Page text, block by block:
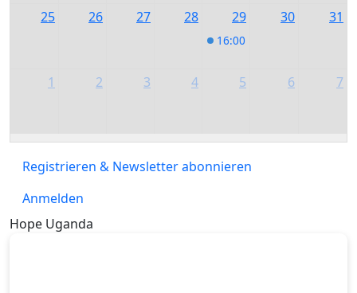
25 26 27 28 29
16:00
30 31
1 2 3 4 5 6 7
Registrieren & Newsletter abonnieren
Anmelden
Hope Uganda